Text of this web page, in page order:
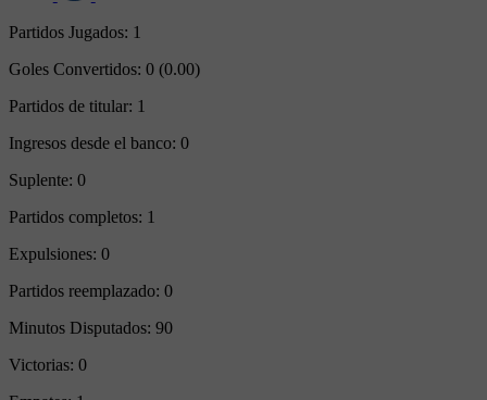
Partidos Jugados: 1
Goles Convertidos: 0 (0.00)
Partidos de titular: 1
Ingresos desde el banco: 0
Suplente: 0
Partidos completos: 1
Expulsiones: 0
Partidos reemplazado: 0
Minutos Disputados: 90
Victorias: 0